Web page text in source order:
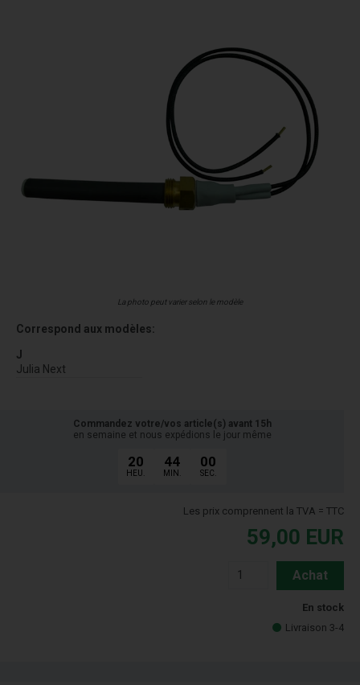
La photo peut varier selon le modèle
Correspond aux modèles:
J
Julia Next
Commandez votre/vos article(s) avant 15h
en semaine et nous expédions le jour même
20
HEU.
44
MIN.
00
SEC.
Les prix comprennent la TVA = TTC
59,00 EUR
Achat
En stock
Livraison 3-4